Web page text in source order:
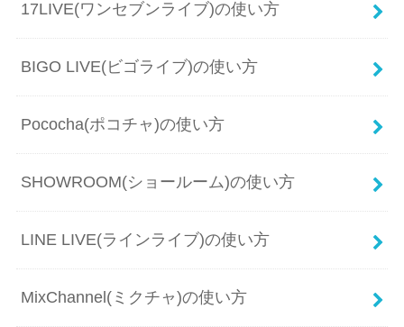
17LIVE(ワンセブンライブ)の使い方
BIGO LIVE(ビゴライブ)の使い方
Pococha(ポコチャ)の使い方
SHOWROOM(ショールーム)の使い方
LINE LIVE(ラインライブ)の使い方
MixChannel(ミクチャ)の使い方